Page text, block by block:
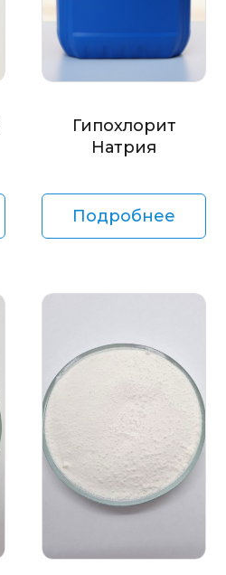
Гипохлорит
Натрия
Подробнее